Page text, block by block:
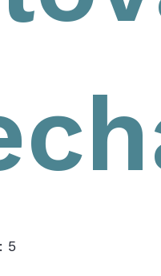
5